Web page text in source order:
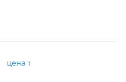
цена ↑